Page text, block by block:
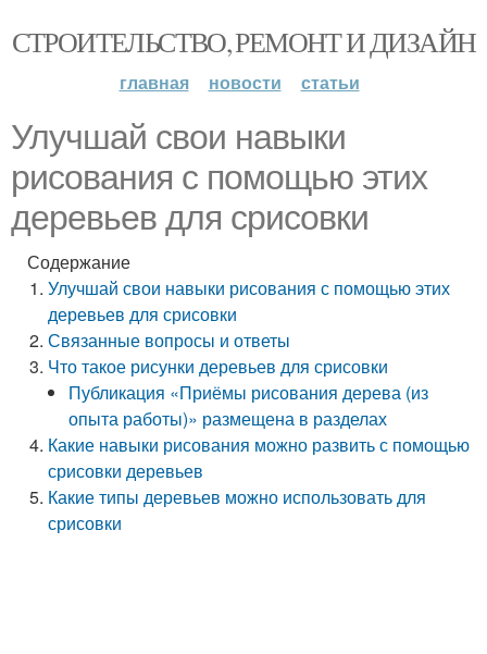
СТРОИТЕЛЬСТВО, РЕМОНТ И ДИЗАЙН
главная новости статьи
Улучшай свои навыки
рисования с помощью этих
деревьев для срисовки
Содержание
Улучшай свои навыки рисования с помощью этих
деревьев для срисовки
Связанные вопросы и ответы
Что такое рисунки деревьев для срисовки
Публикация «Приёмы рисования дерева (из
опыта работы)» размещена в разделах
Какие навыки рисования можно развить с помощью
срисовки деревьев
Какие типы деревьев можно использовать для
срисовки